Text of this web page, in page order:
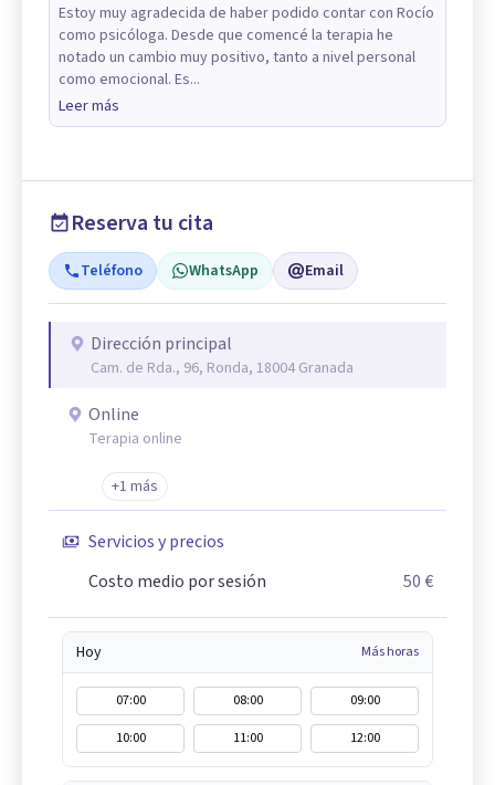
Estoy muy agradecida de haber podido contar con Rocío
como psicóloga. Desde que comencé la terapia he
notado un cambio muy positivo, tanto a nivel personal
como emocional. Es...
Leer más
Reserva tu cita
Teléfono WhatsApp Email
Dirección principal
Cam. de Rda., 96, Ronda, 18004 Granada
Online
Terapia online
+1 más
Servicios y precios
Costo medio por sesión
50 €
Hoy Más horas
07:00 08:00
09:00
10:00
11:00 12:00